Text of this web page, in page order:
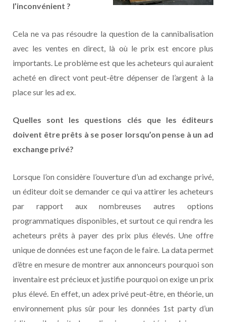
l’inconvénient ?
Cela ne va pas résoudre la question de la cannibalisation
avec les ventes en direct, là où le prix est encore plus
importants. Le problème est que les acheteurs qui auraient
acheté en direct vont peut-être dépenser de l’argent à la
place sur les ad ex.
Quelles sont les questions clés que les éditeurs
doivent être prêts à se poser lorsqu’on pense à un ad
exchange privé?
Lorsque l’on considère l’ouverture d’un ad exchange privé,
un éditeur doit se demander ce qui va attirer les acheteurs
par rapport aux nombreuses autres options
programmatiques disponibles, et surtout ce qui rendra les
acheteurs prêts à payer des prix plus élevés. Une offre
unique de données est une façon de le faire. La data permet
d’être en mesure de montrer aux annonceurs pourquoi son
inventaire est précieux et justifie pourquoi on exige un prix
plus élevé. En effet, un adex privé peut-être, en théorie, un
environnement plus sûr pour les données 1st party d’un